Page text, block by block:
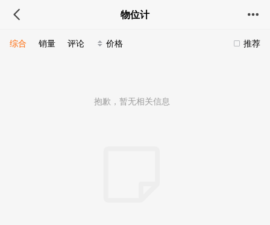
物位计
推荐
综合 销量 评论 价格
抱歉，暂无相关信息